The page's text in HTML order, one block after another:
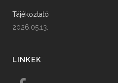
Tájékoztató
2026.05.13.
LINKEK